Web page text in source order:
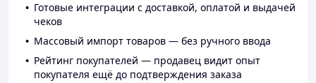
Готовые интеграции с доставкой, оплатой и выдачей
чеков
Массовый импорт товаров — без ручного ввода
Рейтинг покупателей — продавец видит опыт
покупателя ещё до подтверждения заказа